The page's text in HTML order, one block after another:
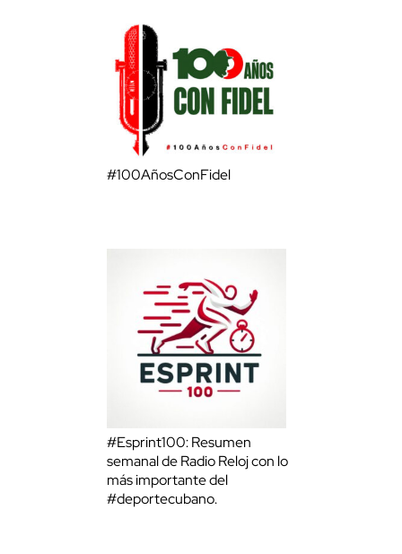
#100AñosConFidel
#Esprint100: Resumen
semanal de Radio Reloj con lo
más importante del
#deportecubano.